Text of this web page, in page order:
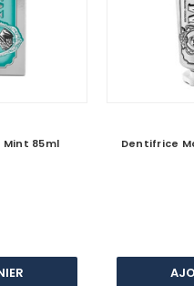
85ml Dentifrice